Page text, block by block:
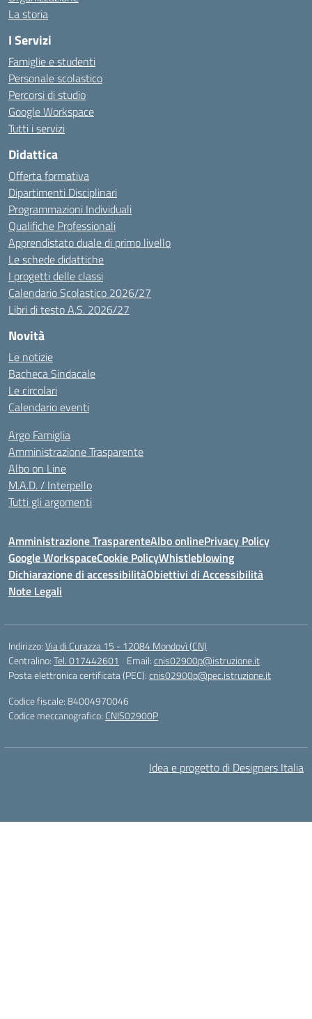
La storia
I Servizi
Famiglie e studenti
Personale scolastico
Percorsi di studio
Google Workspace
Tutti i servizi
Didattica
Offerta formativa
Dipartimenti Disciplinari
Programmazioni Individuali
Qualifiche Professionali
Apprendistato duale di primo livello
Le schede didattiche
I progetti delle classi
Calendario Scolastico 2026/27
Libri di testo A.S. 2026/27
Novità
Le notizie
Bacheca Sindacale
Le circolari
Calendario eventi
Argo Famiglia
Amministrazione Trasparente
Albo on Line
M.A.D. / Interpello
Tutti gli argomenti
Amministrazione TrasparenteAlbo onlinePrivacy Policy
Google WorkspaceCookie PolicyWhistleblowing
Dichiarazione di accessibilitàObiettivi di Accessibilità
Note Legali
Indirizzo:Via di Curazza 15 - 12084 Mondovì (CN)
Centralino:Tel. 017442601 Email:cnis02900p@istruzione.it
Posta elettronica certificata (PEC):cnis02900p@pec.istruzione.it
Codice fiscale: 84004970046
Codice meccanografico: CNIS02900P
Idea e progetto di Designers Italia